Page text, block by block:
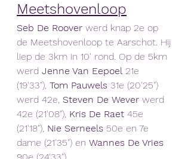
Meetshovenloop
Seb De Roover werd knap 2e op
de Meetshovenloop te Aarschot. Hij
liep de 3km in 10' rond. Op de 5km
werd Jenne Van Eepoel 21e
(19'33"), Tom Pauwels 31e (20'25")
werd 42e, Steven De Wever werd
42e (21'08"), Kris De Raet 45e
(21'18"), Nie Serneels 50e en 7e
dame (21'35") en Wannes De Vries